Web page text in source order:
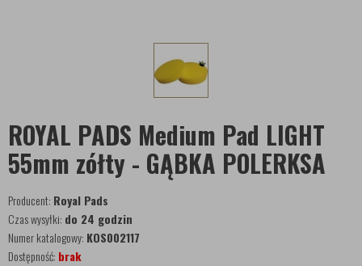
ROYAL PADS Medium Pad LIGHT
55mm zółty - GĄBKA POLERKSA
Producent: Royal Pads
Czas wysyłki: do 24 godzin
Numer katalogowy: KOS002117
Dostępność: brak